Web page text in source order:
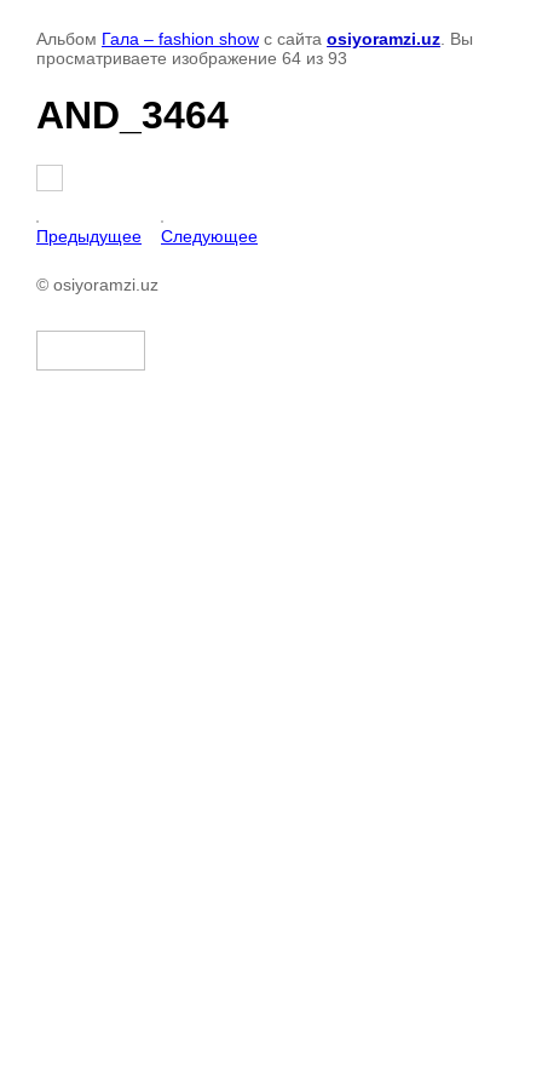
Альбом Гала – fashion show с сайта osiyoramzi.uz . Вы
просматриваете изображение 64 из 93
AND_3464
Предыдущее Следующее
© osiyoramzi.uz